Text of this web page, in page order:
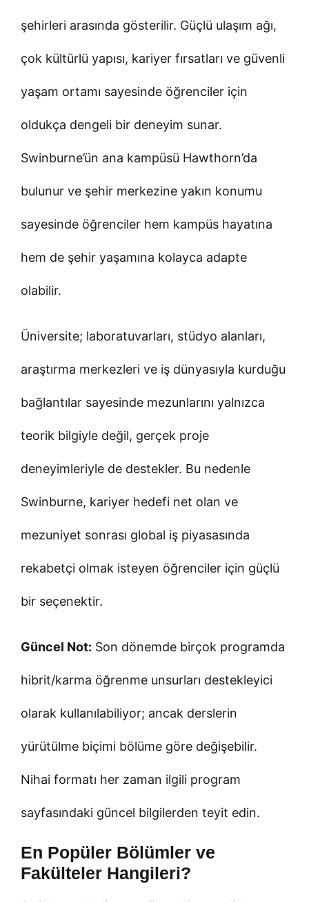
şehirleri arasında gösterilir. Güçlü ulaşım ağı,
çok kültürlü yapısı, kariyer fırsatları ve güvenli
yaşam ortamı sayesinde öğrenciler için
oldukça dengeli bir deneyim sunar.
Swinburne’ün ana kampüsü Hawthorn’da
bulunur ve şehir merkezine yakın konumu
sayesinde öğrenciler hem kampüs hayatına
hem de şehir yaşamına kolayca adapte
olabilir.
Üniversite; laboratuvarları, stüdyo alanları,
araştırma merkezleri ve iş dünyasıyla kurduğu
bağlantılar sayesinde mezunlarını yalnızca
teorik bilgiyle değil, gerçek proje
deneyimleriyle de destekler. Bu nedenle
Swinburne, kariyer hedefi net olan ve
mezuniyet sonrası global iş piyasasında
rekabetçi olmak isteyen öğrenciler için güçlü
bir seçenektir.
Güncel Not: Son dönemde birçok programda
hibrit/karma öğrenme unsurları destekleyici
olarak kullanılabiliyor; ancak derslerin
yürütülme biçimi bölüme göre değişebilir.
Nihai formatı her zaman ilgili program
sayfasındaki güncel bilgilerden teyit edin.
En Popüler Bölümler ve
Fakülteler Hangileri?